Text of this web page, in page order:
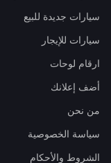
سيارات جديدة للبيع
سيارات للإيجار
ارقام لوحات
أضف إعلانك
من نحن
سياسة الخصوصية
الشروط والأحكام